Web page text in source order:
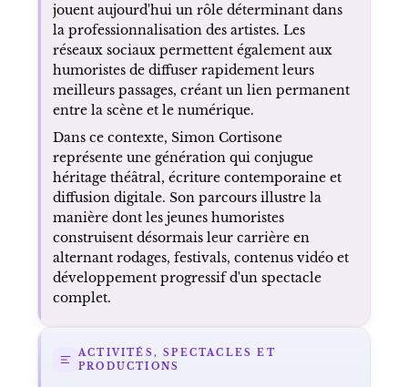
jouent aujourd'hui un rôle déterminant dans
la professionnalisation des artistes. Les
réseaux sociaux permettent également aux
humoristes de diffuser rapidement leurs
meilleurs passages, créant un lien permanent
entre la scène et le numérique.
Dans ce contexte, Simon Cortisone
représente une génération qui conjugue
héritage théâtral, écriture contemporaine et
diffusion digitale. Son parcours illustre la
manière dont les jeunes humoristes
construisent désormais leur carrière en
alternant rodages, festivals, contenus vidéo et
développement progressif d'un spectacle
complet.
ACTIVITÉS, SPECTACLES ET
PRODUCTIONS